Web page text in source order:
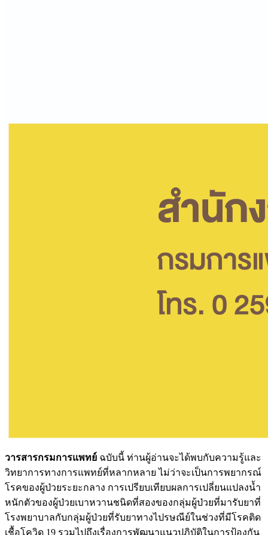
วารสารกรมการแพทย์ ฉบับนี้ ท่านผู้อ่านจะได้พบกับความรู้และ
วิทยาการทางการแพทย์ที่หลากหลาย ไม่ว่าจะเป็นการพยากรณ์
โรคของผู้ป่วยระยะกลาง การเปรียบเทียบผลการเปลี่ยนแปลงน้ำ
หนักตัวของผู้ป่วยเบาหวานชนิดที่สองของกลุ่มผู้ป่วยที่มารับยาที่
โรงพยาบาลกับกลุ่มผู้ป่วยที่รับยาทางไปรษณีย์ในช่วงที่มีโรคติด
เชื้อโควิด 19 รวมไปถึงเรื่องการพัฒนาแนวปฏิบัติในการป้องกัน